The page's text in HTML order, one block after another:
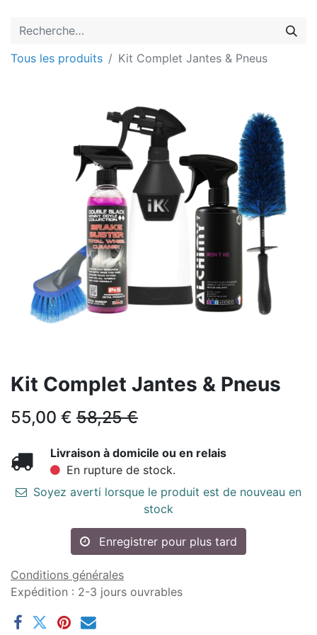
Tous les produits Kit Complet Jantes & Pneus
Kit Complet Jantes & Pneus
55,00 € 58,25€
Livraison à domicile ou en relais
En rupture de stock.
Soyez averti lorsque le produit est de nouveau en
stock
Enregistrer pour plus tard
Conditions générales
Expédition : 2-3 jours ouvrables